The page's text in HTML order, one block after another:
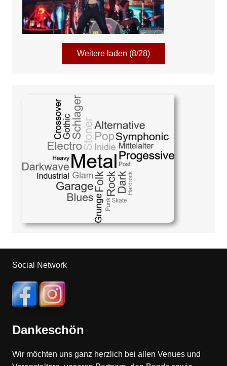
Weitere laden (8/28)
Social Network
Dankeschön
Wir möchten uns ganz herzlich bei allen Venues und